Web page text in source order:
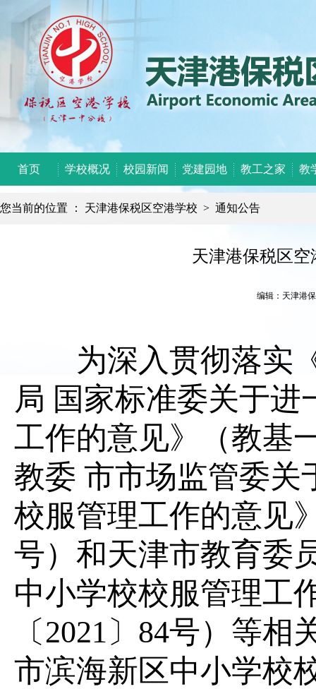
首页 学校概况 校园新闻 党建园地 教工之家 教
您当前的位置 ： 天津港保税区空港学校 > 通知公告
天津港保税区
编辑：天津港
为深入贯彻落实《
局 国家标准委关于
工作的意见》（教基
教委 市市场监管委关
校服管理工作的意见
号）和天津市教育委
中小学校校服管理工
〔2021〕84号）等
市滨海新区中小学校